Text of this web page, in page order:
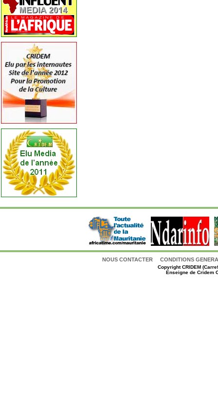
NOUS CONTACTER CONDITIONS
CopyrightCRIDEM
Enseigne de Cridem